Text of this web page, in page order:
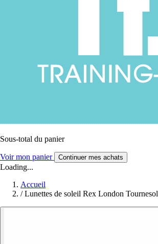
Sous-total du panier
Voir mon panier Continuer mes achats
Loading...
Accueil
/ Lunettes de soleil Rex London Tournesol